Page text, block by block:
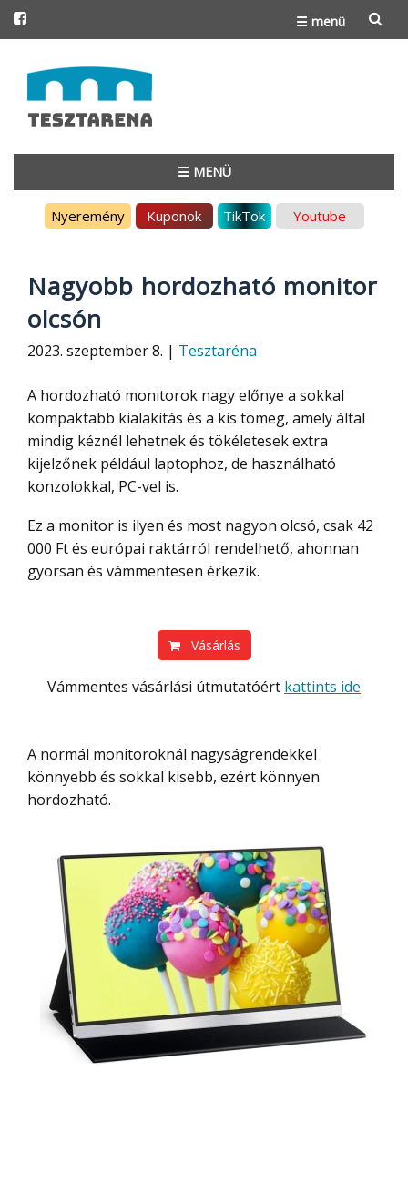
☰ menü
to
content
☰ MENÜ
Nyeremény Kuponok TikTok Youtube
Nagyobb hordozható monitor
olcsón
2023. szeptember 8. | Tesztaréna
A hordozható monitorok nagy előnye a sokkal
kompaktabb kialakítás és a kis tömeg, amely által
mindig kéznél lehetnek és tökéletesek extra
kijelzőnek például laptophoz, de használható
konzolokkal, PC-vel is.
Ez a monitor is ilyen és most nagyon olcsó, csak 42
000 Ft és európai raktárról rendelhető, ahonnan
gyorsan és vámmentesen érkezik.
Vásárlás
Vámmentes vásárlási útmutatóért kattints ide
A normál monitoroknál nagyságrendekkel
könnyebb és sokkal kisebb, ezért könnyen
hordozható.